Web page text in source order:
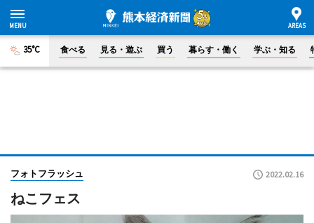
35°C 食べる 見る・遊ぶ 買う 暮らす・働く 学ぶ・知る
フォトフラッシュ 2022.02.16
ねこフェス